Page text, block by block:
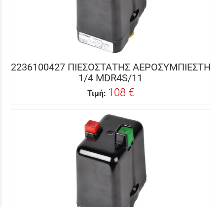
2236100427 ΠΙΕΣΟΣΤΑΤΗΣ ΑΕΡΟΣΥΜΠΙΕΣΤΗ
1/4 MDR4S/11
Τιμή: 108 €